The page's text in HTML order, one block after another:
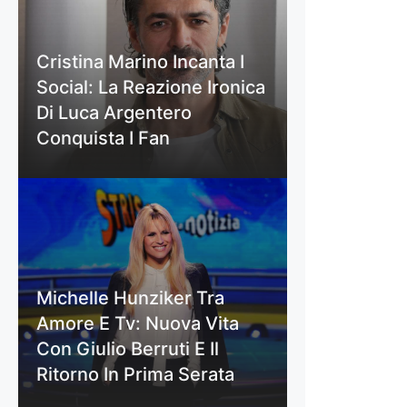
Cristina Marino Incanta I
Social: La Reazione Ironica
Di Luca Argentero
Conquista I Fan
Michelle Hunziker Tra
Amore E Tv: Nuova Vita
Con Giulio Berruti E Il
Ritorno In Prima Serata